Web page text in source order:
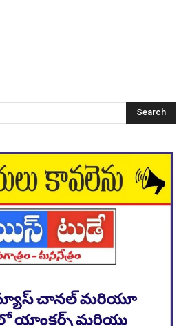
Search